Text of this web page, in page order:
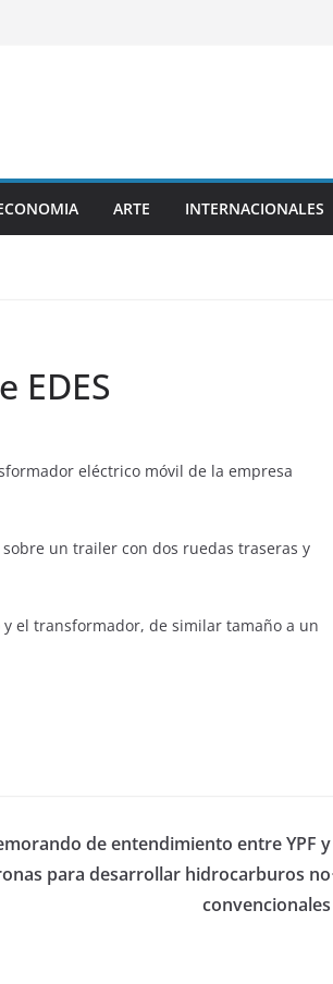
ARTE INTERNACIONALES
EDES
eléctrico móvil de la empresa
un trailer con dos ruedas traseras y
el transformador, de similar tamaño a un
de entendimiento entre YPF y
para desarrollar hidrocarburos no
convencionales